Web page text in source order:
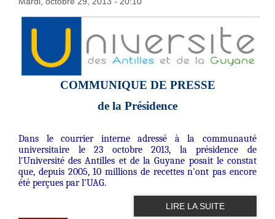
COMMUNIQUE DE PRESSE
de la Présidence
Dans le courrier interne adressé à la communauté
universitaire le 23 octobre 2013, la présidence de
l'Université des Antilles et de la Guyane posait le constat
que, depuis 2005, 10 millions de recettes n'ont pas encore
été perçues par l'UAG.
LIRE LA SUITE